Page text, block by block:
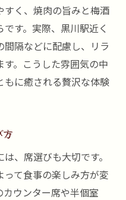
く、焼肉の旨みと梅酒
す。実際、黒川駅近く
隔などに配慮し、リラ
。こうした雰囲気の中
もに癒される贅沢な体験
、席選びも大切です。
て食事の楽しみ方が変
ウンター席や半個室